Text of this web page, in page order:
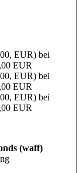
EUR) bei
EUR
EUR) bei
EUR
EUR) bei
EUR
(waff)